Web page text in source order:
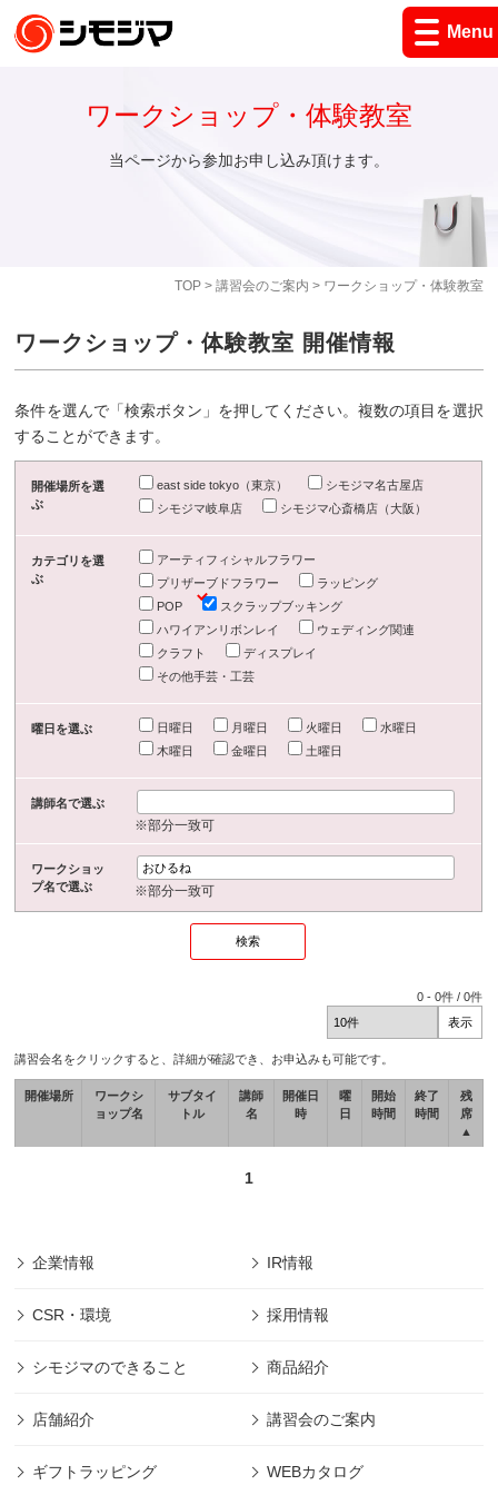
Menu
TOP> 講習会のご案内 > ワークショップ・体験教室
ワークショップ・体験教室
当ページから参加お申し込み頂けます。
ワークショップ・体験教室 開催情報
条件を選んで「検索ボタン」を押してください。複数の項目を選択
することができます。
開催場所を選
ぶ
east side tokyo（東京）
シモジマ名古屋店
シモジマ岐阜店
シモジマ心斎橋店（大阪）
カテゴリを選
ぶ
アーティフィシャルフラワー
プリザーブドフラワー
ラッピング
POP
スクラップブッキング
ハワイアンリボンレイ
ウェディング関連
クラフト
ディスプレイ
その他手芸・工芸
曜日を選ぶ 日曜日 月曜日 火曜日
水曜日
木曜日
金曜日 土曜日
講師名で選ぶ
※部分一致可
ワークショッ
プ名で選ぶ
※部分一致可
0 -0件 /0件
講習会名をクリックすると、詳細が確認でき、お申込みも可能です。
開催場所
ワークシ
ョップ名
サブタイ
トル
講師
名
開催日
時
曜
日
開始
時間
終了
時間
残
席
▲
1
企業情報 IR情報
CSR・環境 採用情報
シモジマのできること 商品紹介
店舗紹介 講習会のご案内
ギフトラッピング WEBカタログ